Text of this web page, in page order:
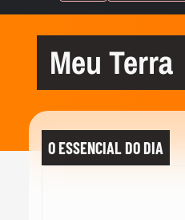
Meu Terra
O ESSENCIAL DO DIA